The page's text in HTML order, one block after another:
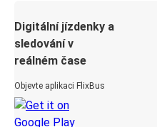
Digitální jízdenky a
sledování v
reálném čase
Objevte aplikaci FlixBus